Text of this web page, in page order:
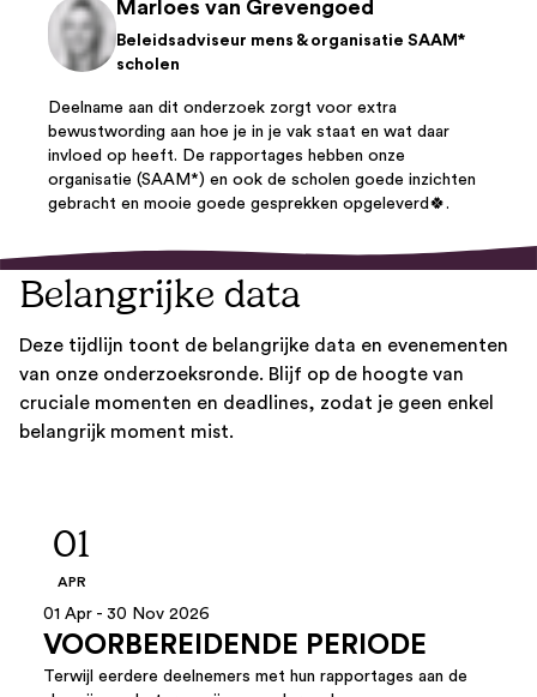
Marloes van Grevengoed
Beleidsadviseur mens & organisatie SAAM*
scholen
Deelname aan dit onderzoek zorgt voor extra
bewustwording aan hoe je in je vak staat en wat daar
invloed op heeft. De rapportages hebben onze
organisatie (SAAM*) en ook de scholen goede inzichten
gebracht en mooie goede gesprekken opgeleverd🍀.
Belangrijke data
Deze tijdlijn toont de belangrijke data en evenementen
van onze onderzoeksronde. Blijf op de hoogte van
cruciale momenten en deadlines, zodat je geen enkel
belangrijk moment mist.
01
APR
01 Apr - 30 Nov 2026
VOORBEREIDENDE PERIODE
Terwijl eerdere deelnemers met hun rapportages aan de